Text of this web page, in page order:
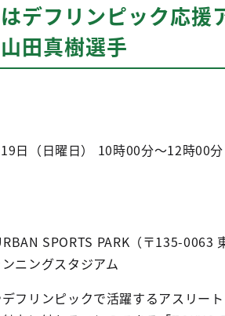
デフリンピック応援
田真樹選手
日（日曜日） 10時00分～12時00分
SPORTS PARK（〒135-0063
ニングスタジアム
フリンピックで活躍するアスリー